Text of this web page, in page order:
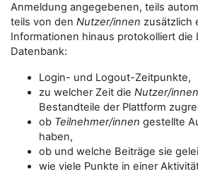
Anmeldung angegebenen, teils
teils von den Nutzer/innen zusätzlich
Informationen hinaus protokolliert die
Datenbank:
Login- und Logout-Zeitpunkte,
zu welcher Zeit die Nutzer/innen
Bestandteile der Plattform
ob Teilnehmer/innen gestellte
haben,
ob und welche Beiträge sie
wie viele Punkte in einer